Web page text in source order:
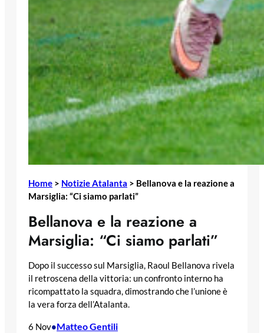
Home > Notizie Atalanta > Bellanova e la reazione a
Marsiglia: “Ci siamo parlati”
Bellanova e la reazione a
Marsiglia: “Ci siamo parlati”
Dopo il successo sul Marsiglia, Raoul Bellanova rivela
il retroscena della vittoria: un confronto interno ha
ricompattato la squadra, dimostrando che l’unione è
la vera forza dell’Atalanta.
6 Nov•Matteo Gentili